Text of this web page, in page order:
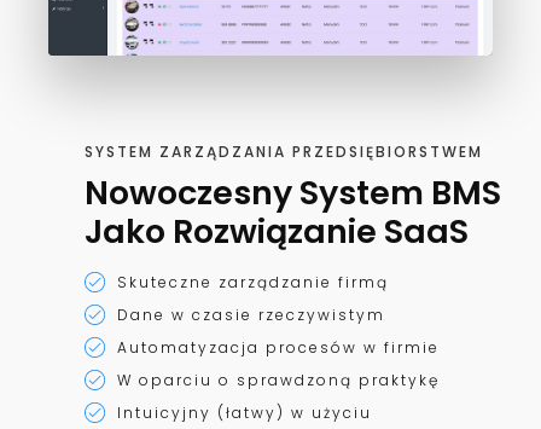
SYSTEM ZARZĄDZANIA PRZEDSIĘBIORSTWEM
Nowoczesny System BMS
Jako Rozwiązanie SaaS
Skuteczne zarządzanie firmą
Dane w czasie rzeczywistym
Automatyzacja procesów w firmie
W oparciu o sprawdzoną praktykę
Intuicyjny (łatwy) w użyciu